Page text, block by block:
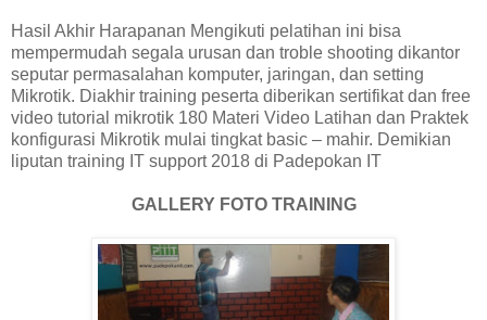
Hasil Akhir Harapanan Mengikuti pelatihan ini bisa
mempermudah segala urusan dan troble shooting dikantor
seputar permasalahan komputer, jaringan, dan setting
Mikrotik. Diakhir training peserta diberikan sertifikat dan free
video tutorial mikrotik 180 Materi Video Latihan dan Praktek
konfigurasi Mikrotik mulai tingkat basic – mahir. Demikian
liputan training IT support 2018 di Padepokan IT
GALLERY FOTO TRAINING